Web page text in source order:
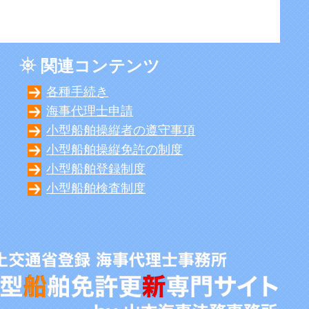
関連コンテンツ
各種手続き
海事代理士申請
小型船舶操縦者の遵守事項
小型船舶操縦免許の制度
小型船舶登録制度
小型船舶検査制度